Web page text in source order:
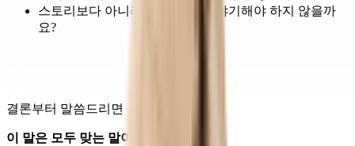
스토리보다 아니라 제품을 더 이야기해야 하지 않을까
요?
결론부터 말씀드리면
이 말은 모두 맞는 말이 아닙니다.